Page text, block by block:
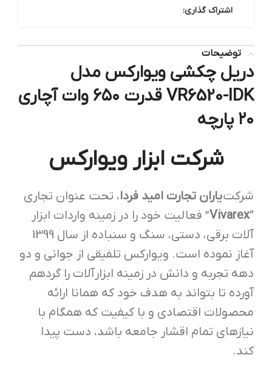
اشتراک گذاری:
توضیحات
دریل چکشی ویوارکس مدل
VR6520-IDK قدرت ۶۵۰ وات آچاری
۲۰ پارچه
شرکت ابزار ویوارکس
شرکتیاران تجارت امید فردا، تحت عنوان تجاری
“
Vivarex” فعالیت خود را در زمینه واردات ابزار
آلات برقی، دستی، سنگ و سنباده از سال 1399
آغاز نموده است. ویوارکس تلفیقی از جوانی و دو
دهه تجربه و دانش در زمینه ابزار‌آلات را گردهم
آورده تا بتواند به هدف خود که همانا ارائه
محصولات اقتصادی و با کیفیت که همگام با
نیاز‌های تمام اقشار جامعه باشد، دست پیدا
کند.